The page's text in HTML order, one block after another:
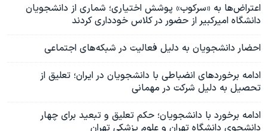
اعتراض‌ها به «سرکوب» پوشش اختیاری؛ شماری از دانشجویان
دانشگاه امیرکبیر از حضور در کلاس خودداری کردند
احضار دانشجویان به دلیل فعالیت در شبکه‌های اجتماعی
ادامه برخورد‌های انضباطی با دانشجویان در ایران؛ تعلیق از
تحصیل به دلیل شرکت در مهمانی
ادامه برخورد با دانشجویان؛ حکم تعلیق و تبعید برای چهار
دانشجوی دانشگاه تهران و علوم پزشکی تهران